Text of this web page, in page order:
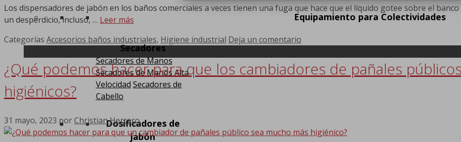
Equipamiento para Colectividades
Secadores
Secadores de Manos
Secadores de Manos Alta
Velocidad Secadores de
Cabello
Dosificadores de
jabón
Los dispensadores de jabón en los baños comerciales a veces tienen una fuga que hace que el líquido gotee sobre el
un desperdicio, incluso, … Leer más
Categorías Accesorios baños industriales, Higiene industrial Deja un comentario
¿Qué podemos hacer para que los cambiadores de pañales
higiénicos?
31 mayo, 2023 porChristian Herrero